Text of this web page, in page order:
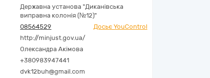
Державна установа "Диканівська
виправна колонія (№12)"
08564529
Досьє YouControl
http://minjust.gov.ua/
Олександра Акімова
+380983947441
dvk12buh@gmail.com